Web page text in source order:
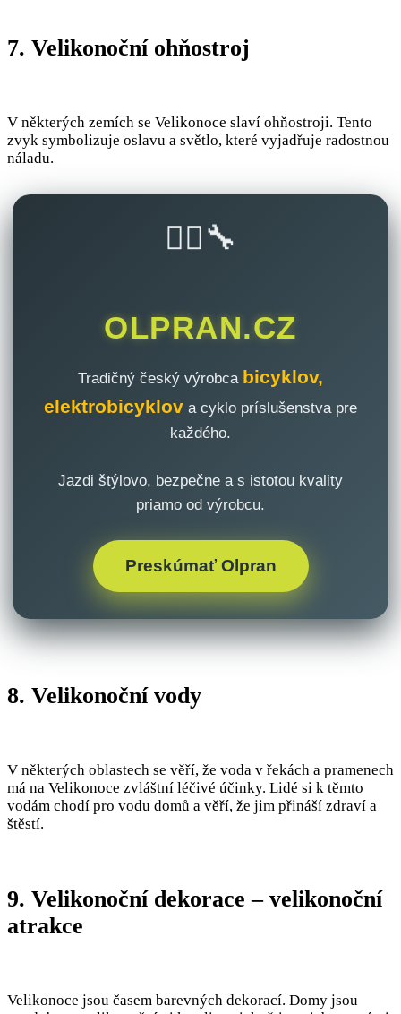
7. Velikonoční ohňostroj
V některých zemích se Velikonoce slaví ohňostroji. Tento
zvyk symbolizuje oslavu a světlo, které vyjadřuje radostnou
náladu.
🚴‍♂️🔧
OLPRAN.CZ
Tradičný český výrobca bicyklov,
elektrobicyklov a cyklo príslušenstva pre
každého.
Jazdi štýlovo, bezpečne a s istotou kvality
priamo od výrobcu.
Preskúmať Olpran
8. Velikonoční vody
V některých oblastech se věří, že voda v řekách a pramenech
má na Velikonoce zvláštní léčivé účinky. Lidé si k těmto
vodám chodí pro vodu domů a věří, že jim přináší zdraví a
štěstí.
9. Velikonoční dekorace – velikonoční
atrakce
Velikonoce jsou časem barevných dekorací. Domy jsou